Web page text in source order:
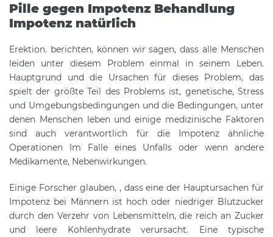
Pille gegen Impotenz Behandlung
Impotenz natürlich
Erektion. berichten, können wir sagen, dass alle Menschen
leiden unter diesem Problem einmal in seinem Leben.
Hauptgrund und die Ursachen für dieses Problem, das
spielt der größte Teil des Problems ist, genetische, Stress
und Umgebungsbedingungen und die Bedingungen, unter
denen Menschen leben und einige medizinische Faktoren
sind auch verantwortlich für die Impotenz ähnliche
Operationen Im Falle eines Unfalls oder wenn andere
Medikamente, Nebenwirkungen.
Einige Forscher glauben, , dass eine der Hauptursachen für
Impotenz bei Männern ist hoch oder niedriger Blutzucker
durch den Verzehr von Lebensmitteln, die reich an Zucker
und leere Kohlenhydrate verursacht. Eine typische